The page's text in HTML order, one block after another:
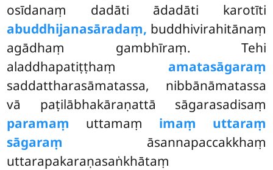
osīdanaṃ dadāti ādadāti karotīti
abuddhijanasāradaṃ, buddhivirahitānaṃ
agādhaṃ gambhīraṃ. Tehi
aladdhapatiṭṭhaṃ amatasāgaraṃ
saddattharasāmatassa, nibbānāmatassa
vā paṭilābhakāraṇattā sāgarasadisaṃ
paramaṃ uttamaṃ imaṃ uttaraṃ
sāgaraṃ āsannapaccakkhaṃ
uttarapakaraṇasaṅkhātaṃ